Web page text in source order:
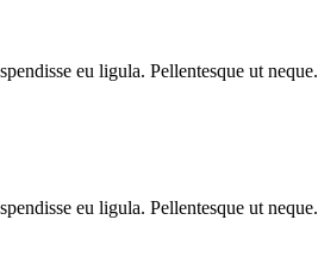
eu ligula. Pellentesque ut neque.
eu ligula. Pellentesque ut neque.